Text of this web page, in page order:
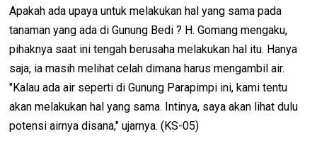
Apakah ada upaya untuk melakukan hal yang sama pada
tanaman yang ada di Gunung Bedi ? H. Gomang mengaku,
pihaknya saat ini tengah berusaha melakukan hal itu. Hanya
saja, ia masih melihat celah dimana harus mengambil air.
"Kalau ada air seperti di Gunung Parapimpi ini, kami tentu
akan melakukan hal yang sama. Intinya, saya akan lihat dulu
potensi airnya disana," ujarnya. (KS-05)